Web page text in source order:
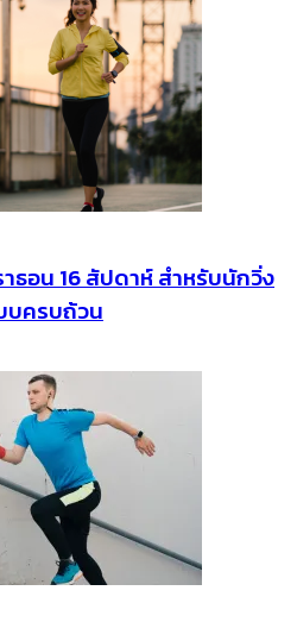
ธอน 16 สัปดาห์ สำหรับนักวิ่ง
บครบถ้วน